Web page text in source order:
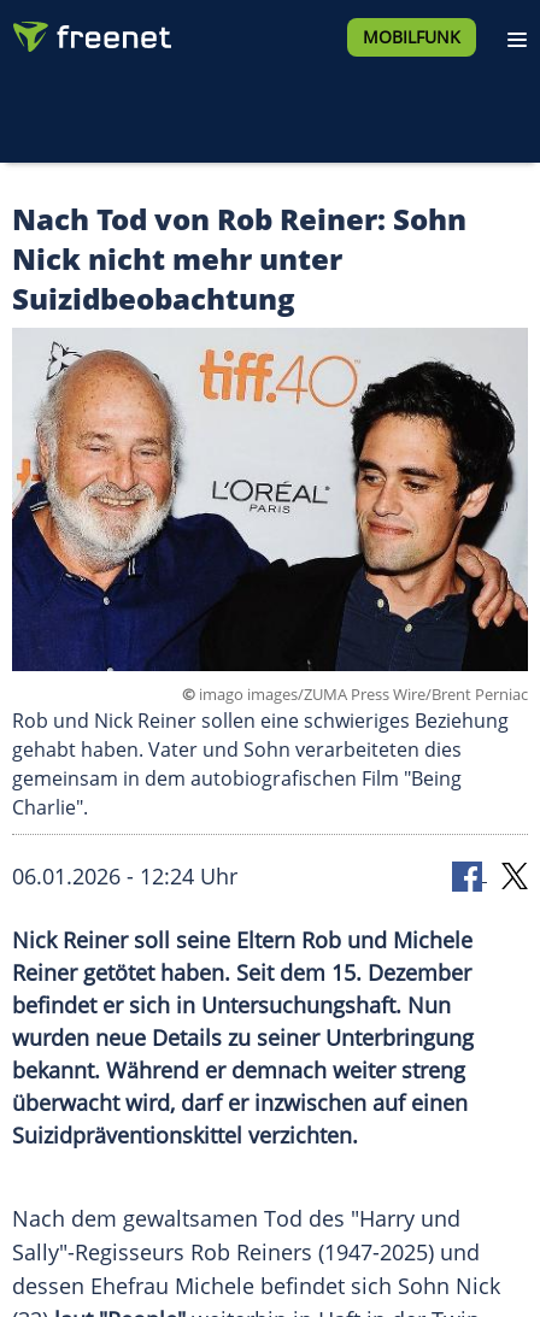
MOBILFUNK
Nach Tod von Rob Reiner: Sohn
Nick nicht mehr unter
Suizidbeobachtung
© imago images/ZUMA Press Wire/Brent Perniac
Rob und Nick Reiner sollen eine schwieriges Beziehung
gehabt haben. Vater und Sohn verarbeiteten dies
gemeinsam in dem autobiografischen Film "Being
Charlie".
06.01.2026 - 12:24 Uhr
Nick Reiner soll seine Eltern Rob und Michele
Reiner getötet haben. Seit dem 15. Dezember
befindet er sich in Untersuchungshaft. Nun
wurden neue Details zu seiner Unterbringung
bekannt. Während er demnach weiter streng
überwacht wird, darf er inzwischen auf einen
Suizidpräventionskittel verzichten.
Nach dem gewaltsamen Tod des "Harry und
Sally"-Regisseurs Rob Reiners (1947-2025) und
dessen Ehefrau Michele befindet sich Sohn Nick